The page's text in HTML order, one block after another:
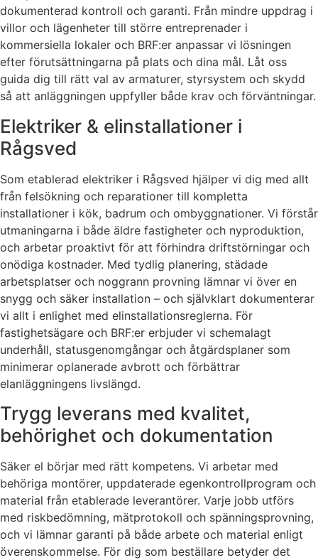
dokumenterad kontroll och garanti. Från mindre uppdrag i
villor och lägenheter till större entreprenader i
kommersiella lokaler och BRF:er anpassar vi lösningen
efter förutsättningarna på plats och dina mål. Låt oss
guida dig till rätt val av armaturer, styrsystem och skydd
så att anläggningen uppfyller både krav och förväntningar.
Elektriker & elinstallationer i
Rågsved
Som etablerad elektriker i Rågsved hjälper vi dig med allt
från felsökning och reparationer till kompletta
installationer i kök, badrum och ombyggnationer. Vi förstår
utmaningarna i både äldre fastigheter och nyproduktion,
och arbetar proaktivt för att förhindra driftstörningar och
onödiga kostnader. Med tydlig planering, städade
arbetsplatser och noggrann provning lämnar vi över en
snygg och säker installation – och självklart dokumenterar
vi allt i enlighet med elinstallationsreglerna. För
fastighetsägare och BRF:er erbjuder vi schemalagt
underhåll, statusgenomgångar och åtgärdsplaner som
minimerar oplanerade avbrott och förbättrar
elanläggningens livslängd.
Trygg leverans med kvalitet,
behörighet och dokumentation
Säker el börjar med rätt kompetens. Vi arbetar med
behöriga montörer, uppdaterade egenkontrollprogram och
material från etablerade leverantörer. Varje jobb utförs
med riskbedömning, mätprotokoll och spänningsprovning,
och vi lämnar garanti på både arbete och material enligt
överenskommelse. För dig som beställare betyder det